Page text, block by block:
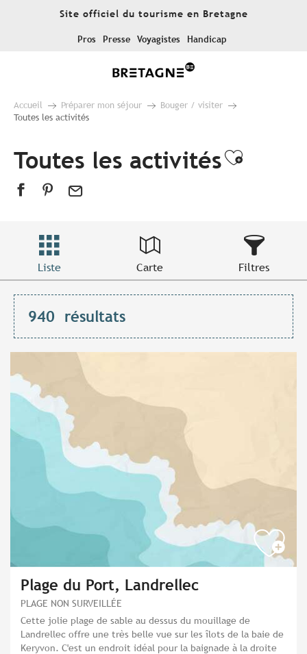
Site officiel du tourisme en Bretagne
Pros Presse Voyagistes Handicap
Accueil Préparer mon séjour
Bouger / visiter
Toutes les activités
Toutes les activités
Liste Carte Filtres
940 résultats
Plage du Port, Landrellec
PLAGE NON SURVEILLÉE
Cette jolie plage de sable au dessus du mouillage de
Landrellec offre une très belle vue sur les îlots de la baie de
Keryvon. C'est un endroit idéal pour la baignade à la droite